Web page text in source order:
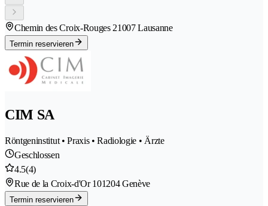
Chemin des Croix-Rouges 21007 Lausanne
Termin reservieren
CIM SA
Röntgeninstitut • Praxis • Radiologie • Ärzte
Geschlossen
4.5(4)
Rue de la Croix-d'Or 101204 Genève
Termin reservieren